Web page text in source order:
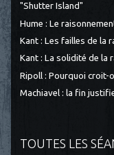
"Shutter Island"
Hume : Le
Kant : Les failles de la
Kant : La solidité de la
Ripoll : Pourquoi croit-
Machiavel : la fin
TOUTES LES